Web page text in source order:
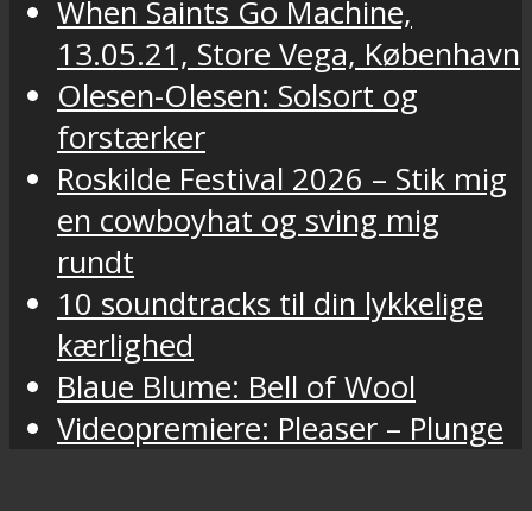
When Saints Go Machine,
13.05.21, Store Vega, København
Olesen-Olesen: Solsort og
forstærker
Roskilde Festival 2026 – Stik mig
en cowboyhat og sving mig
rundt
10 soundtracks til din lykkelige
kærlighed
Blaue Blume: Bell of Wool
Videopremiere: Pleaser – Plunge